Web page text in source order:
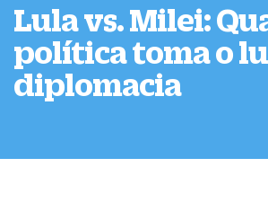
Lula vs. Milei:
política toma o
diplomacia